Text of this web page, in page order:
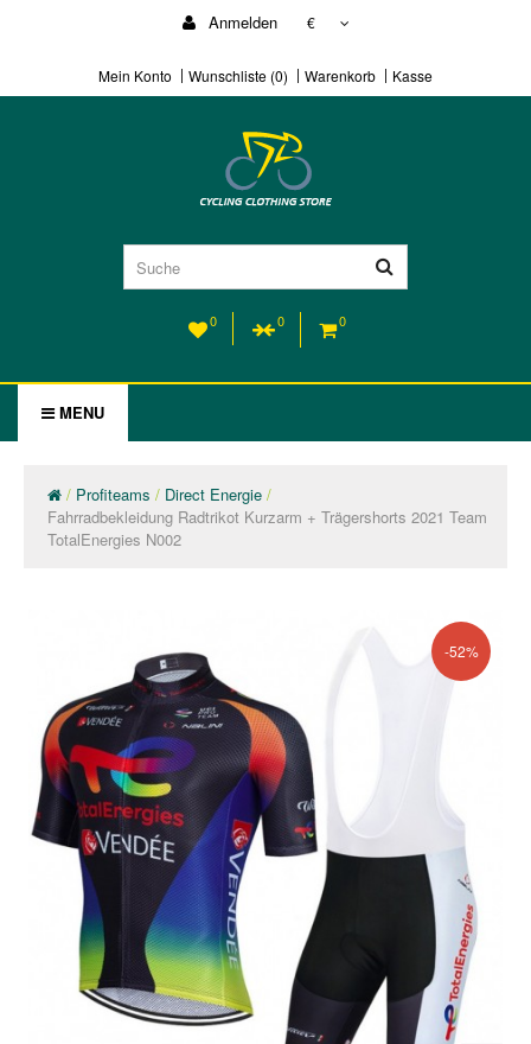
Anmelden €
Mein Konto Wunschliste (0) Warenkorb Kasse
0 0 0
MENU
Profiteams
Direct Energie
Fahrradbekleidung Radtrikot Kurzarm + Trägershorts 2021 Team
TotalEnergies N002
-52%